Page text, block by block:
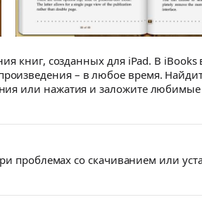
книг, созданных для iPad. В
– в любое время.
или нажатия и заложите
проблемах со скачиванием или